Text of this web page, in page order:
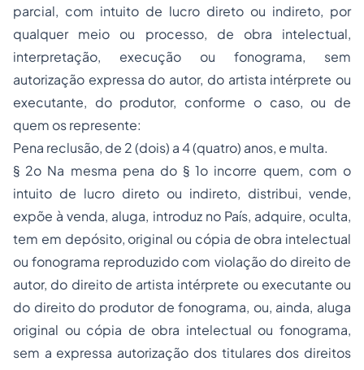
parcial, com intuito de lucro direto ou indireto, por
qualquer meio ou processo, de obra intelectual,
interpretação, execução ou fonograma, sem
autorização expressa do autor, do artista intérprete ou
executante, do produtor, conforme o caso, ou de
quem os represente:
Pena reclusão, de 2 (dois) a 4 (quatro) anos, e multa.
§ 2o Na mesma pena do § 1o incorre quem, com o
intuito de lucro direto ou indireto, distribui, vende,
expõe à venda, aluga, introduz no País, adquire, oculta,
tem em depósito, original ou cópia de obra intelectual
ou fonograma reproduzido com violação do direito de
autor, do direito de artista intérprete ou executante ou
do direito do produtor de fonograma, ou, ainda, aluga
original ou cópia de obra intelectual ou fonograma,
sem a expressa autorização dos titulares dos direitos